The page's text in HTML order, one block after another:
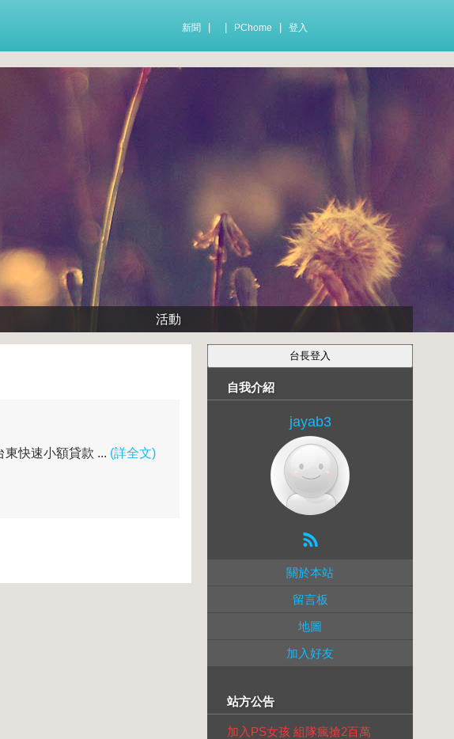
新聞 PChome 登入
活動
快速小額貸款 ... (詳全文)
自我介紹
jayab3
關於本站
留言板
地圖
加入好友
站方公告
加入PS女孩 組隊瘋搶2百萬